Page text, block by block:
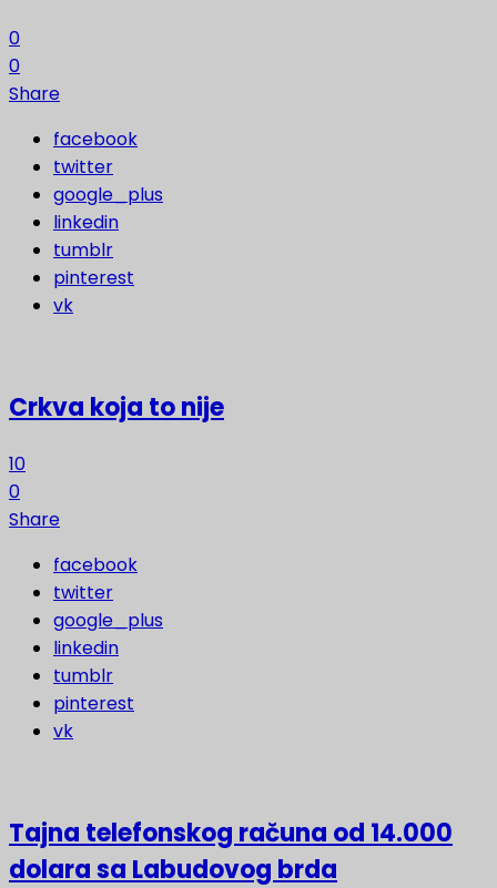
0
0
Share
facebook
twitter
google_plus
linkedin
tumblr
pinterest
vk
Crkva koja to nije
10
0
Share
facebook
twitter
google_plus
linkedin
tumblr
pinterest
vk
Tajna telefonskog računa od 14.000
dolara sa Labudovog brda